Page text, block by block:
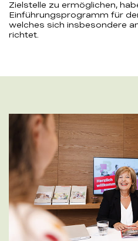
Zielstelle zu ermöglichen,
Einführungsprogramm für
welches sich insbesondere
richtet.